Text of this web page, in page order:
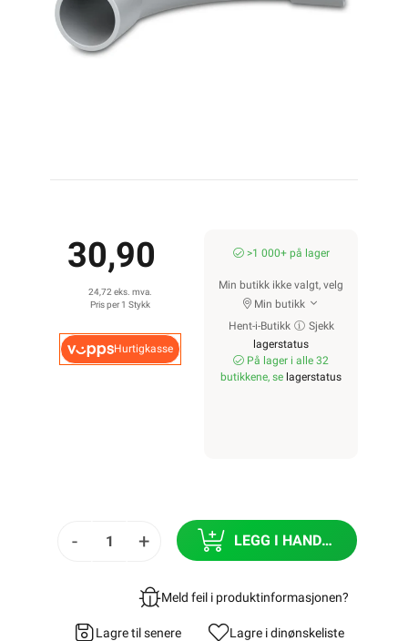
30,90
24,72 eks. mva.
Pris per 1 Stykk
Hurtigkasse
>1 000+ på lager
Min butikk ikke valgt, velg
Min butikk
Hent-i-Butikk
Sjekk
lagerstatus
På lager i alle 32
butikkene, se lagerstatus
- + LEGG I HANDLEKURV
Meld feil i produktinformasjonen?
Lagre til senere Lagre i dinønskeliste